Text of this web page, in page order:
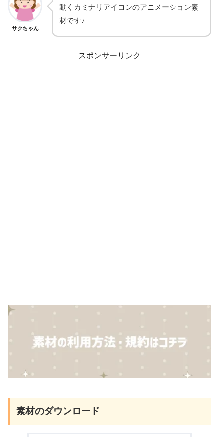
サクちゃん
動くカミナリアイコンのアニメーション素
材です♪
スポンサーリンク
素材のダウンロード